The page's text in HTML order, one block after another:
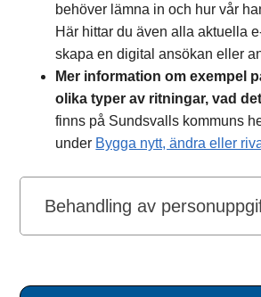
behöver lämna in och hur vår
Här hittar du även alla aktuella
skapa en digital ansökan eller
Mer information om exempel
olika typer av ritningar, vad
finns på Sundsvalls kommuns
under Bygga nytt, ändra eller
Behandling av